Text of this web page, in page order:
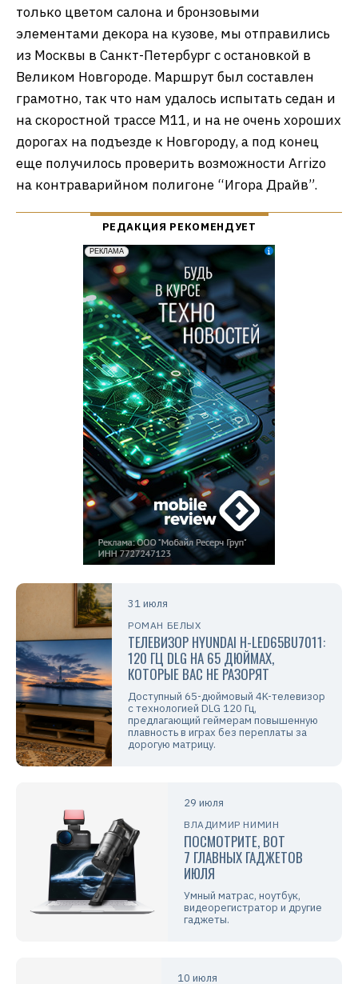
только цветом салона и бронзовыми
элементами декора на кузове, мы отправились
из Москвы в Санкт-Петербург с остановкой в
Великом Новгороде. Маршрут был составлен
грамотно, так что нам удалось испытать седан и
на скоростной трассе М11, и на не очень хороших
дорогах на подъезде к Новгороду, а под конец
еще получилось проверить возможности Arrizo
на контраварийном полигоне “Игора Драйв”.
31 июля
РОМАН БЕЛЫХ
ТЕЛЕВИЗОР HYUNDAI H-LED65BU7011:
120 ГЦ DLG НА 65 ДЮЙМАХ,
КОТОРЫЕ ВАС НЕ РАЗОРЯТ
Доступный 65-дюймовый 4K-телевизор
с технологией DLG 120 Гц,
предлагающий геймерам повышенную
плавность в играх без переплаты за
дорогую матрицу.
29 июля
ВЛАДИМИР НИМИН
ПОСМОТРИТЕ, ВОТ
7 ГЛАВНЫХ ГАДЖЕТОВ
ИЮЛЯ
Умный матрас, ноутбук,
видеорегистратор и другие
гаджеты.
10 июля